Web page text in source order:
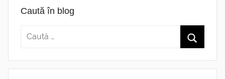
Caută în blog